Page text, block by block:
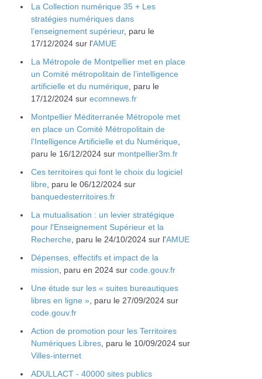
La Collection numérique 35 + Les
stratégies numériques dans
l’enseignement supérieur, paru le
17/12/2024 sur l'AMUE
La Métropole de Montpellier met en place
un Comité métropolitain de l’intelligence
artificielle et du numérique , paru le
17/12/2024 sur ecomnews.fr
Montpellier Méditerranée Métropole met
en place un Comité Métropolitain de
l'Intelligence Artificielle et du Numérique
paru le 16/12/2024 sur montpellier3m.fr
Ces territoires qui font le choix du logiciel
libre , paru le 06/12/2024 sur
banquedesterritoires.fr
La mutualisation : un levier stratégique
pour l'Enseignement Supérieur et la
Recherche , paru le 24/10/2024 sur l'AMUE
Dépenses, effectifs et impact de la
mission , paru en 2024 sur code.gouv.fr
Une étude sur les « suites bureautiques
libres en ligne » , paru le 27/09/2024 sur
code.gouv.fr
Action de promotion pour les Territoires
Numériques Libres , paru le 10/09/2024 sur
Villes-internet
ADULLACT - 40000 sites publics